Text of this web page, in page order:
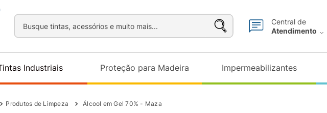
Busque tintas, acessórios e muito mais...
Central de
Atendimento
Industriais Proteção para Madeira Impermeabilizantes
Produtos de Limpeza Álcool em Gel 70% - Maza